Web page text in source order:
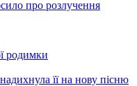
про розлучення
родимки
її на нову пісню